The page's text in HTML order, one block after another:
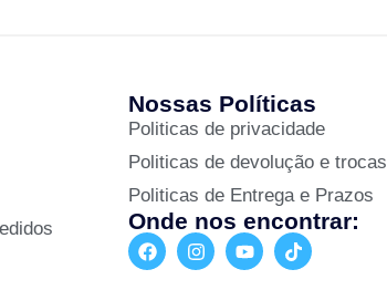
Nossas Políticas
Politicas de privacidade
Politicas de devolução e trocas
Politicas de Entrega e Prazos
Onde nos encontrar: